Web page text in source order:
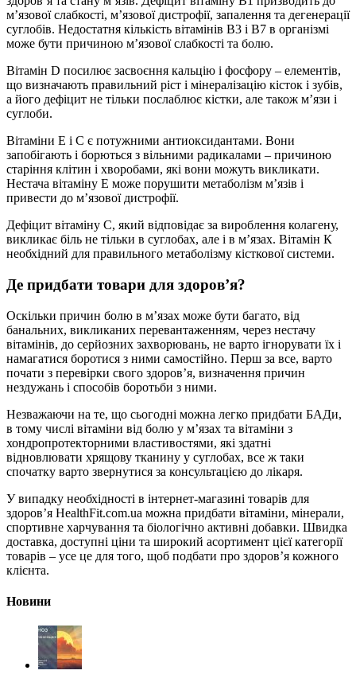
м’язової слабкості, м’язової дистрофії, запалення та дегенерації
суглобів. Недостатня кількість вітамінів B3 і B7 в організмі
може бути причиною м’язової слабкості та болю.
Вітамін D посилює засвоєння кальцію і фосфору – елементів,
що визначають правильний ріст і мінералізацію кісток і зубів,
а його дефіцит не тільки послаблює кістки, але також м’язи і
суглоби.
Вітаміни Е і С є потужними антиоксидантами. Вони
запобігають і борються з вільними радикалами – причиною
старіння клітин і хворобами, які вони можуть викликати.
Нестача вітаміну Е може порушити метаболізм м’язів і
привести до м’язової дистрофії.
Дефіцит вітаміну С, який відповідає за вироблення колагену,
викликає біль не тільки в суглобах, але і в м’язах. Вітамін К
необхідний для правильного метаболізму кісткової системи.
Де придбати товари для здоров’я?
Оскільки причин болю в м’язах може бути багато, від
банальних, викликаних перевантаженням, через нестачу
вітамінів, до серйозних захворювань, не варто ігнорувати їх і
намагатися боротися з ними самостійно. Перш за все, варто
почати з перевірки свого здоров’я, визначення причин
нездужань і способів боротьби з ними.
Незважаючи на те, що сьогодні можна легко придбати БАДи,
в тому числі вітаміни від болю у м’язах та вітаміни з
хондропротекторними властивостями, які здатні
відновлювати хрящову тканину у суглобах, все ж таки
спочатку варто звернутися за консультацією до лікаря.
У випадку необхідності в інтернет-магазині товарів для
здоров’я HealthFit.com.ua можна придбати вітаміни, мінерали,
спортивне харчування та біологічно активні добавки. Швидка
доставка, доступні ціни та широкий асортимент цієї категорії
товарів – усе це для того, щоб подбати про здоров’я кожного
клієнта.
Новини